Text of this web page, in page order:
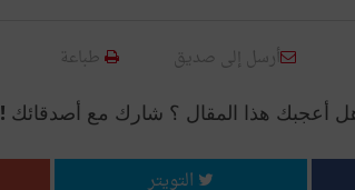
أرسل إلى صديق طباعة
أعجبك هذا المقال ؟ شارك مع أصدقائك !
التويتر